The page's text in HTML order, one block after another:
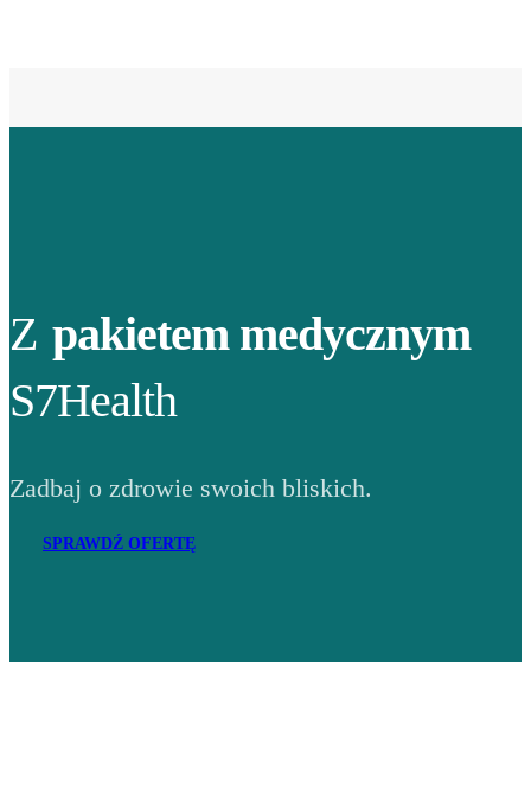
Z pakietem medycznym
S7Health
Zadbaj o zdrowie swoich bliskich.
SPRAWDŹ OFERTĘ